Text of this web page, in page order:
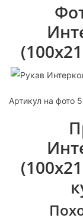
Артикул на фото